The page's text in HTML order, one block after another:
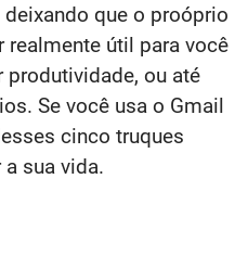
que o proóprio
útil para você
ou até
Se você usa o Gmail
cinco truques
sua vida.